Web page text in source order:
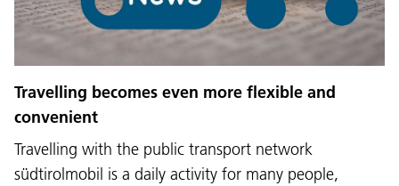
Travelling becomes even more flexible and
convenient
Travelling with the public transport network
südtirolmobil is a daily activity for many people,